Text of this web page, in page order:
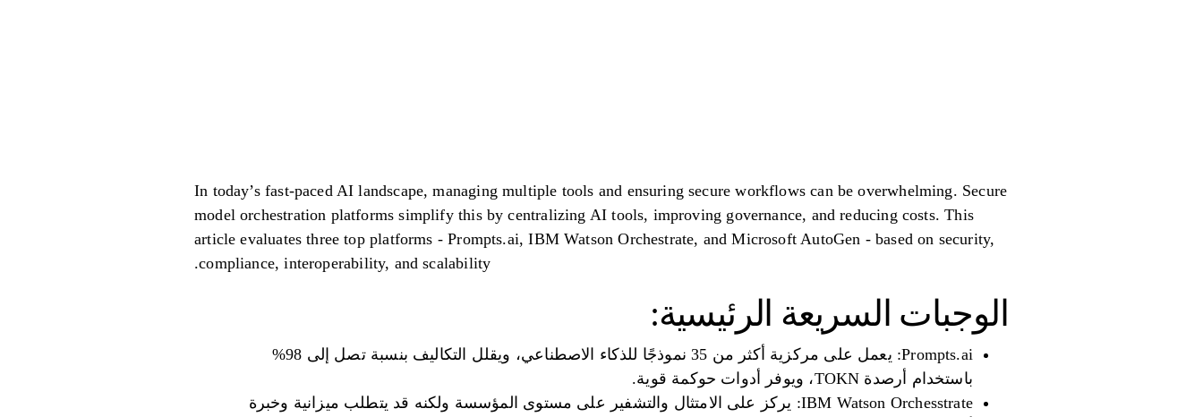
In today’s fast-paced AI landscape, managing multiple tools and ensuring secure workflows can be overwhelming. Secure
model orchestration platforms simplify this by centralizing AI tools, improving governance, and reducing costs. This
article evaluates three top platforms - Prompts.ai, IBM Watson Orchestrate, and Microsoft AutoGen - based on security,
compliance, interoperability, and scalability.
الوجبات السريعة الرئيسية:
Prompts.ai: يعمل على مركزية أكثر من 35 نموذجًا للذكاء الاصطناعي، ويقلل التكاليف بنسبة تصل إلى 98%
باستخدام أرصدة TOKN، ويوفر أدوات حوكمة قوية.
IBM Watson Orchesstrate: يركز على الامتثال والتشفير على مستوى المؤسسة ولكنه قد يتطلب ميزانية وخبرة